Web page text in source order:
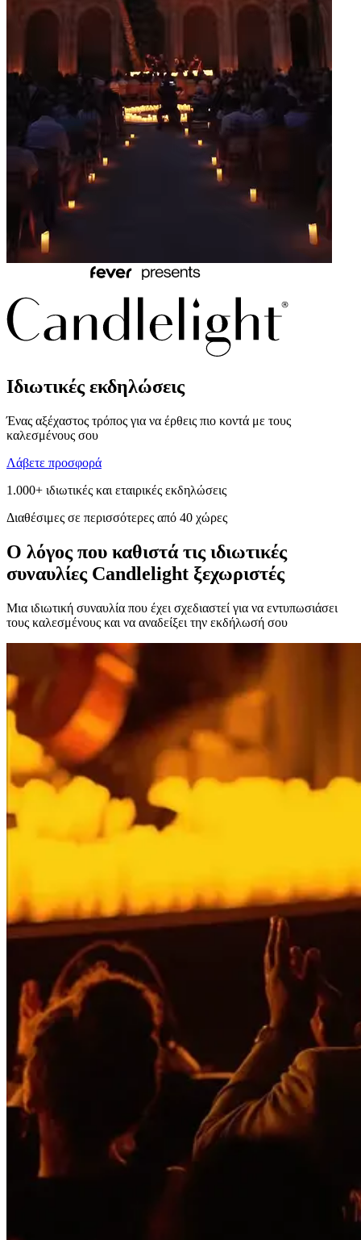
Ιδιωτικές εκδηλώσεις
Ένας αξέχαστος τρόπος για να έρθεις πιο κοντά με τους
καλεσμένους σου
Λάβετε προσφορά
1.000+ ιδιωτικές και εταιρικές εκδηλώσεις
Διαθέσιμες σε περισσότερες από 40 χώρες
Ο λόγος που καθιστά τις ιδιωτικές
συναυλίες Candlelight ξεχωριστές
Μια ιδιωτική συναυλία που έχει σχεδιαστεί για να εντυπωσιάσει
τους καλεσμένους και να αναδείξει την εκδήλωσή σου